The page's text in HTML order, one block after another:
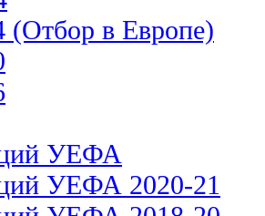
в Европе)
УЕФА
УЕФА 2020-21